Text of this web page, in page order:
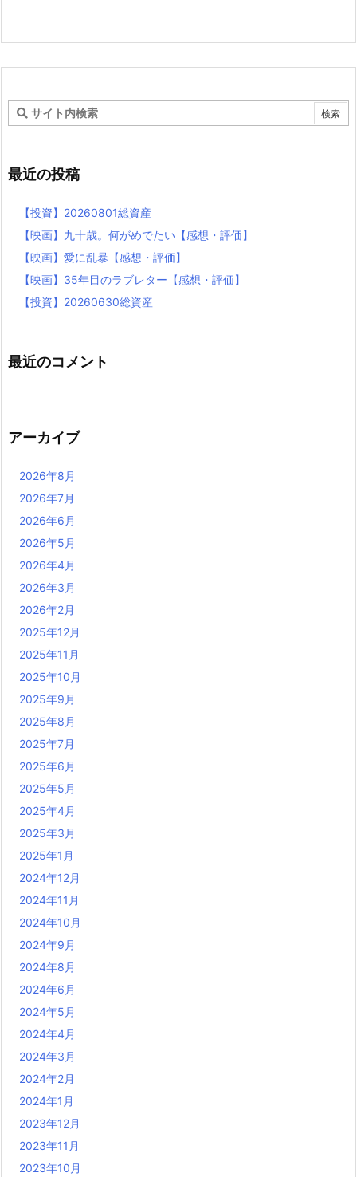
最近の投稿
【投資】20260801総資産
【映画】九十歳。何がめでたい【感想・評価】
【映画】愛に乱暴【感想・評価】
【映画】35年目のラブレター【感想・評価】
【投資】20260630総資産
最近のコメント
アーカイブ
2026年8月
2026年7月
2026年6月
2026年5月
2026年4月
2026年3月
2026年2月
2025年12月
2025年11月
2025年10月
2025年9月
2025年8月
2025年7月
2025年6月
2025年5月
2025年4月
2025年3月
2025年1月
2024年12月
2024年11月
2024年10月
2024年9月
2024年8月
2024年6月
2024年5月
2024年4月
2024年3月
2024年2月
2024年1月
2023年12月
2023年11月
2023年10月